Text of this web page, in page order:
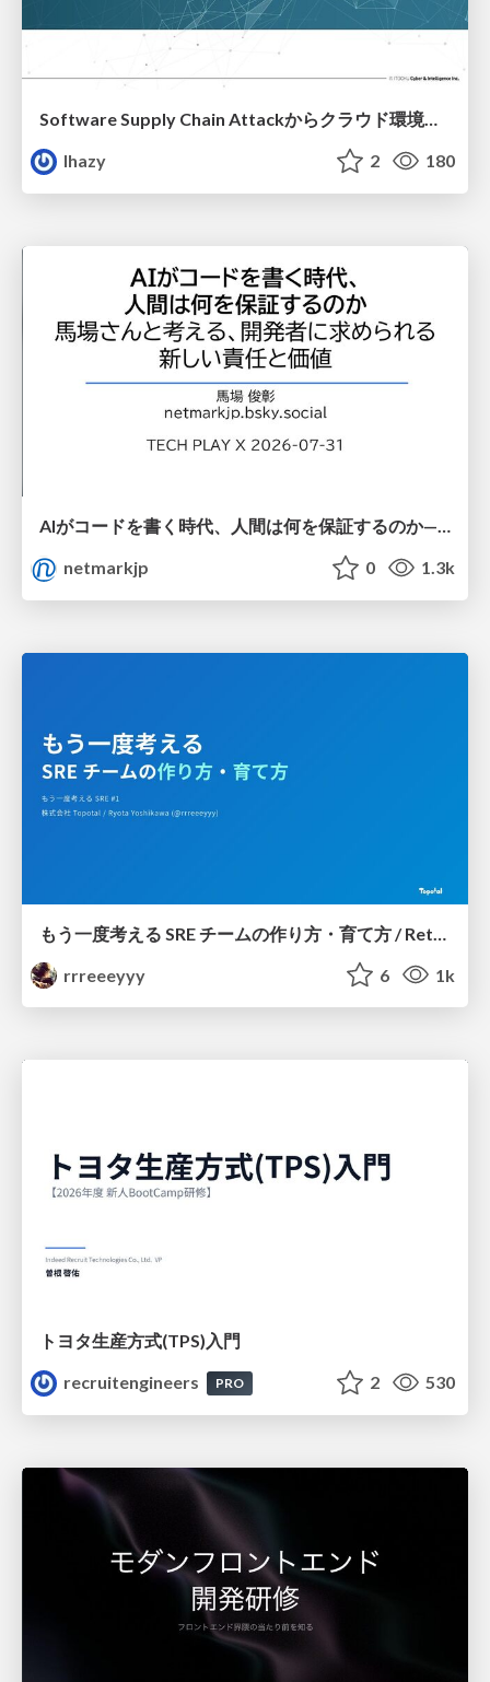
lhazy
2 180
AIがコードを書く時代、人間は何を保証するのか———馬場さんと考える、開発者に求められる新しい責任と価値 - TECH PLAY
netmarkjp
0 1.3k
rrreeeyyy
6 1k
トヨタ⽣産⽅式(TPS)⼊⾨
recruitengineers
PRO 2 530